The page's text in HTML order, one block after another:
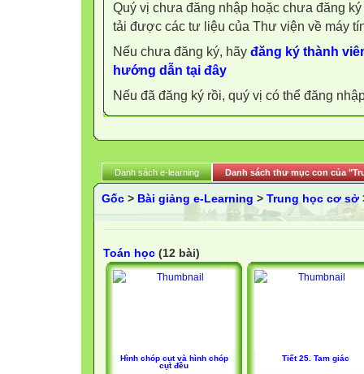
Quý vị chưa đăng nhập hoặc chưa đăng
tải được các tư liệu của Thư viện về máy
Nếu chưa đăng ký, hãy đăng ký thành
hướng dẫn tại đây
Nếu đã đăng ký rồi, quý vị có thể đăng
Danh sách e-learning Danh sách thư mục con của
Gốc > Bài giảng e-Learning > Trung học cơ sở
Toán học (12 bài)
Hình chóp cụt và hình chóp
cụt đều
Tiết 25. Tam giác